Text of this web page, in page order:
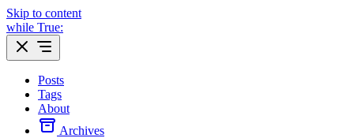
Skip to content
while True:
Posts
Tags
About
Archives